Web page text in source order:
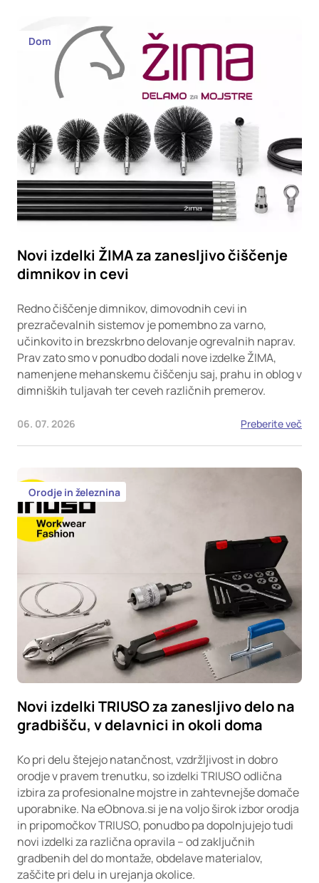
Dom
Novi izdelki ŽIMA za zanesljivo čiščenje
dimnikov in cevi
Redno čiščenje dimnikov, dimovodnih cevi in
prezračevalnih sistemov je pomembno za varno,
učinkovito in brezskrbno delovanje ogrevalnih naprav.
Prav zato smo v ponudbo dodali nove izdelke ŽIMA,
namenjene mehanskemu čiščenju saj, prahu in oblog v
dimniških tuljavah ter ceveh različnih premerov.
06. 07. 2026 Preberite več
Orodje in železnina
Novi izdelki TRIUSO za zanesljivo delo na
gradbišču, v delavnici in okoli doma
Ko pri delu štejejo natančnost, vzdržljivost in dobro
orodje v pravem trenutku, so izdelki TRIUSO odlična
izbira za profesionalne mojstre in zahtevnejše domače
uporabnike. Na eObnova.si je na voljo širok izbor orodja
in pripomočkov TRIUSO, ponudbo pa dopolnjujejo tudi
novi izdelki za različna opravila – od zaključnih
gradbenih del do montaže, obdelave materialov,
zaščite pri delu in urejanja okolice.